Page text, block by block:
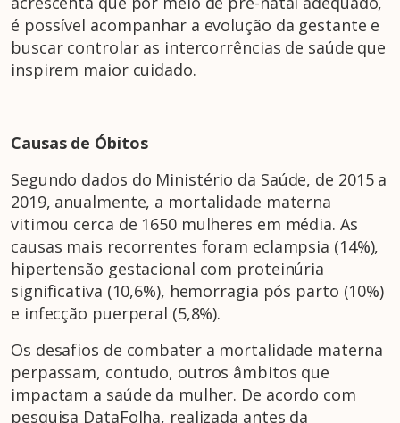
é possível acompanhar a evolução da gestante e
buscar controlar as intercorrências de saúde que
inspirem maior cuidado.
Causas de Óbitos
Segundo dados do Ministério da Saúde, de 2015 a
2019, anualmente, a mortalidade materna
vitimou cerca de 1650 mulheres em média. As
causas mais recorrentes foram eclampsia (14%),
hipertensão gestacional com proteinúria
significativa (10,6%), hemorragia pós parto (10%)
e infecção puerperal (5,8%).
Os desafios de combater a mortalidade materna
perpassam, contudo, outros âmbitos que
impactam a saúde da mulher. De acordo com
pesquisa DataFolha, realizada antes da